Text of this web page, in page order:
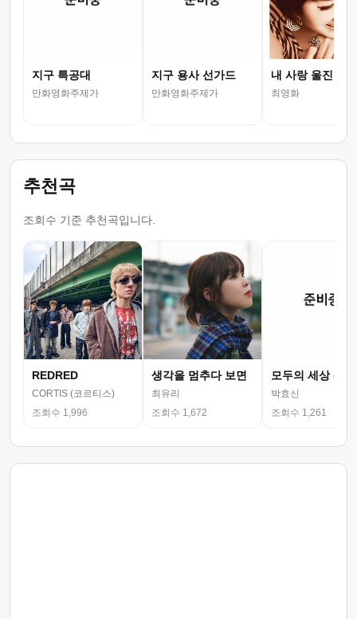
지구 특공대
만화영화주제가
지구 용사 선가드
만화영화주제가
내 사랑 울진
최영화
추천곡
조회수 기준 추천곡입니다.
REDRED
CORTIS (코르티스)
조회수 1,996
생각을 멈추다 보면
최유리
조회수 1,672
모두의 세상 (뮤
박효신
조회수 1,261